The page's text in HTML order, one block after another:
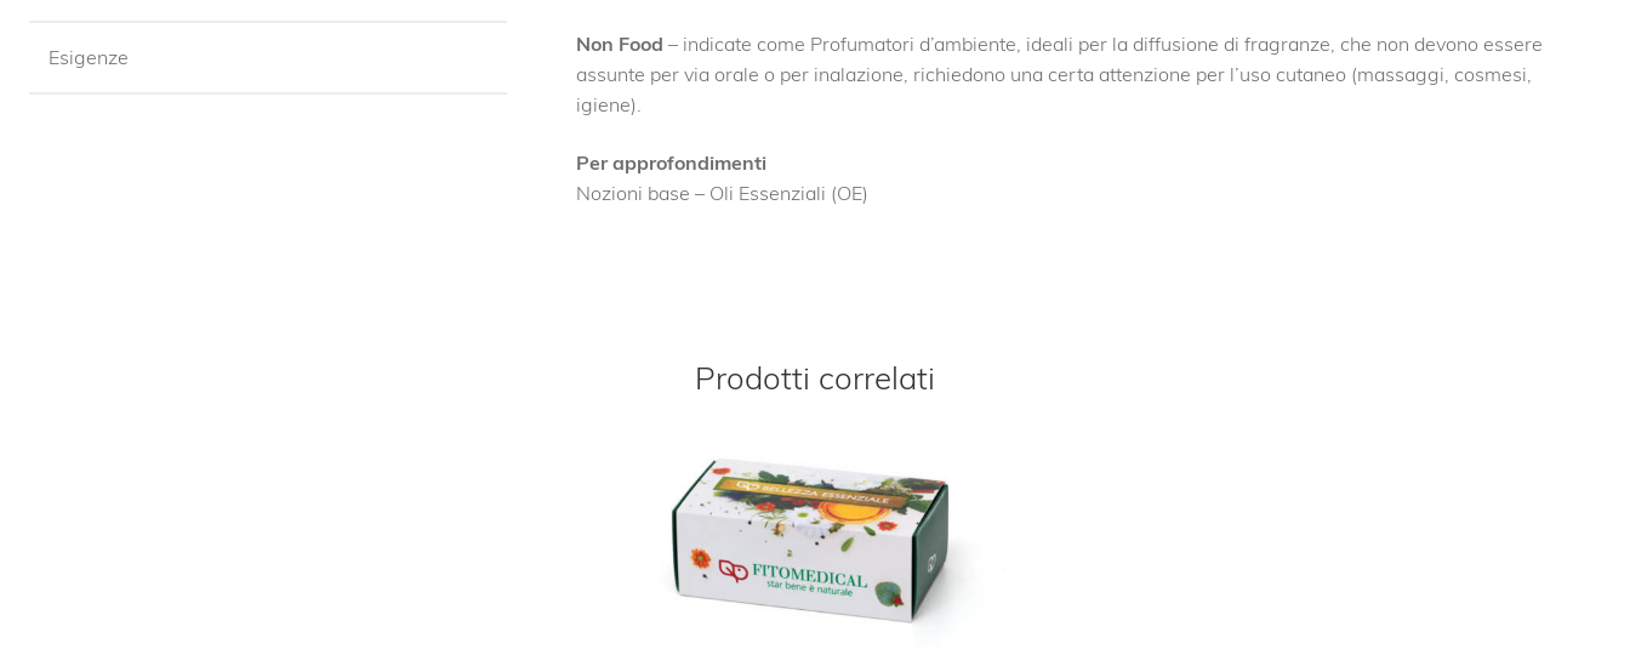
Esigenze
Non Food – indicate come Profumatori d’ambiente, ideali per la diffusione di fragranze, che non devono essere
assunte per via orale o per inalazione, richiedono una certa attenzione per l’uso cutaneo (massaggi, cosmesi,
igiene).
Per approfondimenti
Nozioni base – Oli Essenziali (OE)
Prodotti correlati